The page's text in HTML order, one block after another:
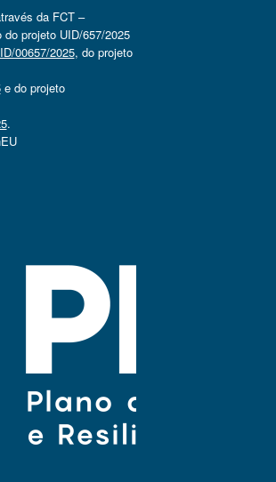
da FCT –
projeto UID/657/2025
00657/2025, do projeto
e do projeto
.